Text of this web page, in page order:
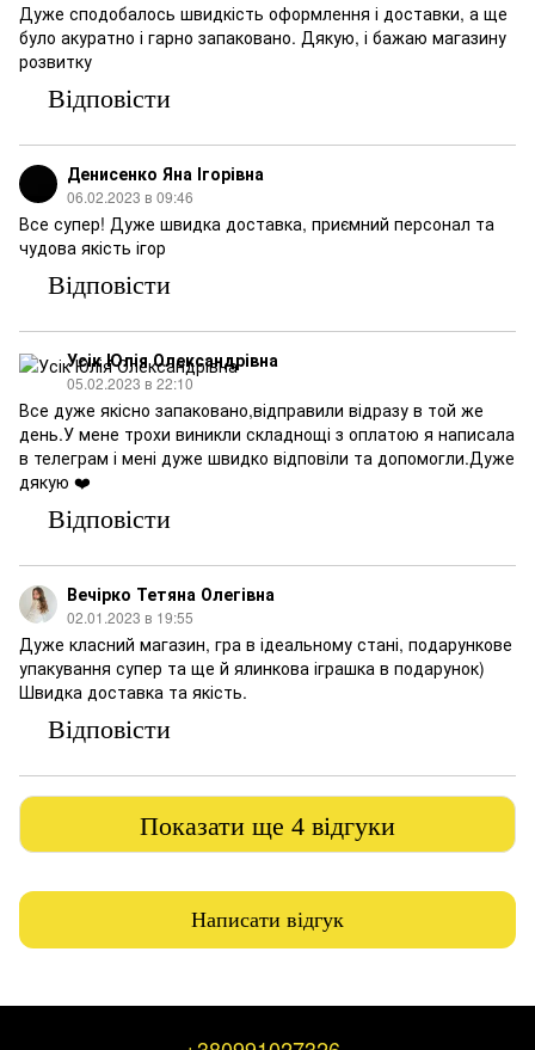
Дуже сподобалось швидкість оформлення і доставки, а ще
було акуратно і гарно запаковано. Дякую, і бажаю магазину
розвитку
Відповісти
Денисенко Яна Ігорівна
06.02.2023 в 09:46
Все супер! Дуже швидка доставка, приємний персонал та
чудова якість ігор
Відповісти
Усік Юлія Олександрівна
05.02.2023 в 22:10
Все дуже якісно запаковано,відправили відразу в той же
день.У мене трохи виникли складнощі з оплатою я написала
в телеграм і мені дуже швидко відповіли та допомогли.Дуже
дякую ❤️
Відповісти
Вечірко Тетяна Олегівна
02.01.2023 в 19:55
Дуже класний магазин, гра в ідеальному стані, подарункове
упакування супер та ще й ялинкова іграшка в подарунок)
Швидка доставка та якість.
Відповісти
Показати ще 4 відгуки
Написати відгук